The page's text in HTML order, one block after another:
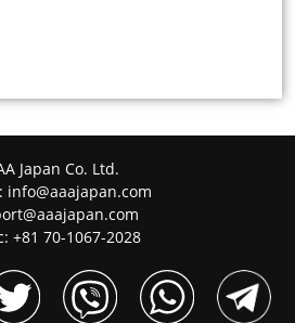
Japan Co. Ltd.
info@aaajapan.com
+81 70-1067-2028